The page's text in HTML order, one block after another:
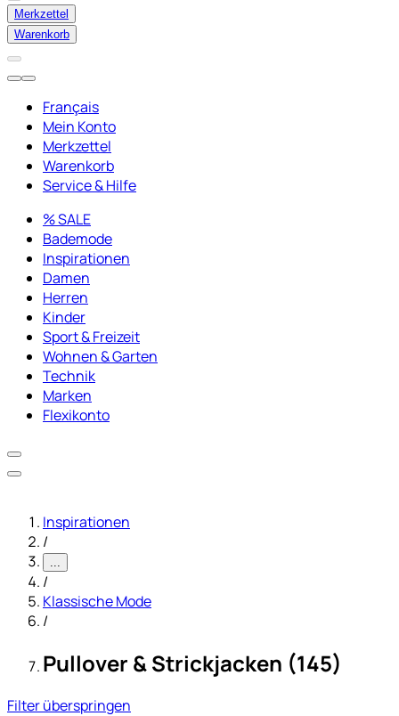
Merkzettel
Warenkorb
Français
Mein Konto
Merkzettel
Warenkorb
Service & Hilfe
% SALE
Bademode
Inspirationen
Damen
Herren
Kinder
Sport & Freizeit
Wohnen & Garten
Technik
Marken
Flexikonto
Inspirationen
/
...
/
Klassische Mode
/
Pullover & Strickjacken (145)
Filter überspringen